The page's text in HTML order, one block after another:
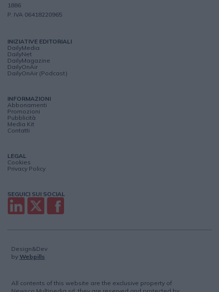
1886
P. IVA 06418220965
INIZIATIVE EDITORIALI
DailyMedia
DailyNet
DailyMagazine
DailyOnAir
DailyOnAir (Podcast)
INFORMAZIONI
Abbonamenti
Promozioni
Pubblicità
Media Kit
Contatti
LEGAL
Cookies
Privacy Policy
SEGUICI SUI SOCIAL
Design&Dev
by Webpills
All contents of this website are the exclusive property of